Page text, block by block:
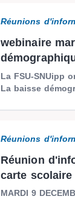
Réunions
webinaire
La FSU-SNUipp
La baisse
Réunions
Réunion
carte scolaire
MARDI 9